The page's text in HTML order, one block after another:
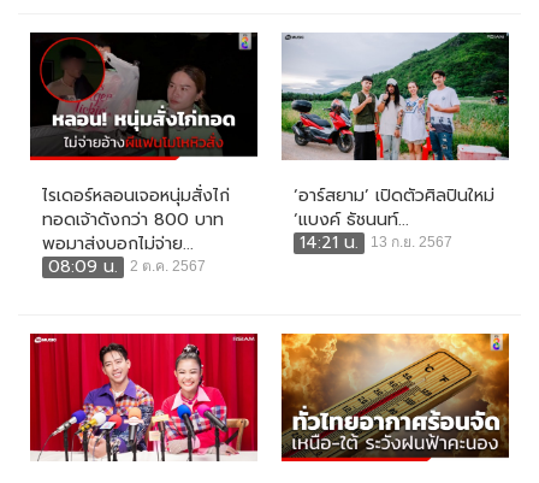
ไรเดอร์หลอนเจอหนุ่มสั่งไก่
ทอดเจ้าดังกว่า 800 บาท
พอมาส่งบอกไม่จ่าย...
08:09 น.
2 ต.ค. 2567
‘อาร์สยาม’ เปิดตัวศิลปินใหม่
‘แบงค์ ธัชนนท์...
14:21 น.
13 ก.ย. 2567